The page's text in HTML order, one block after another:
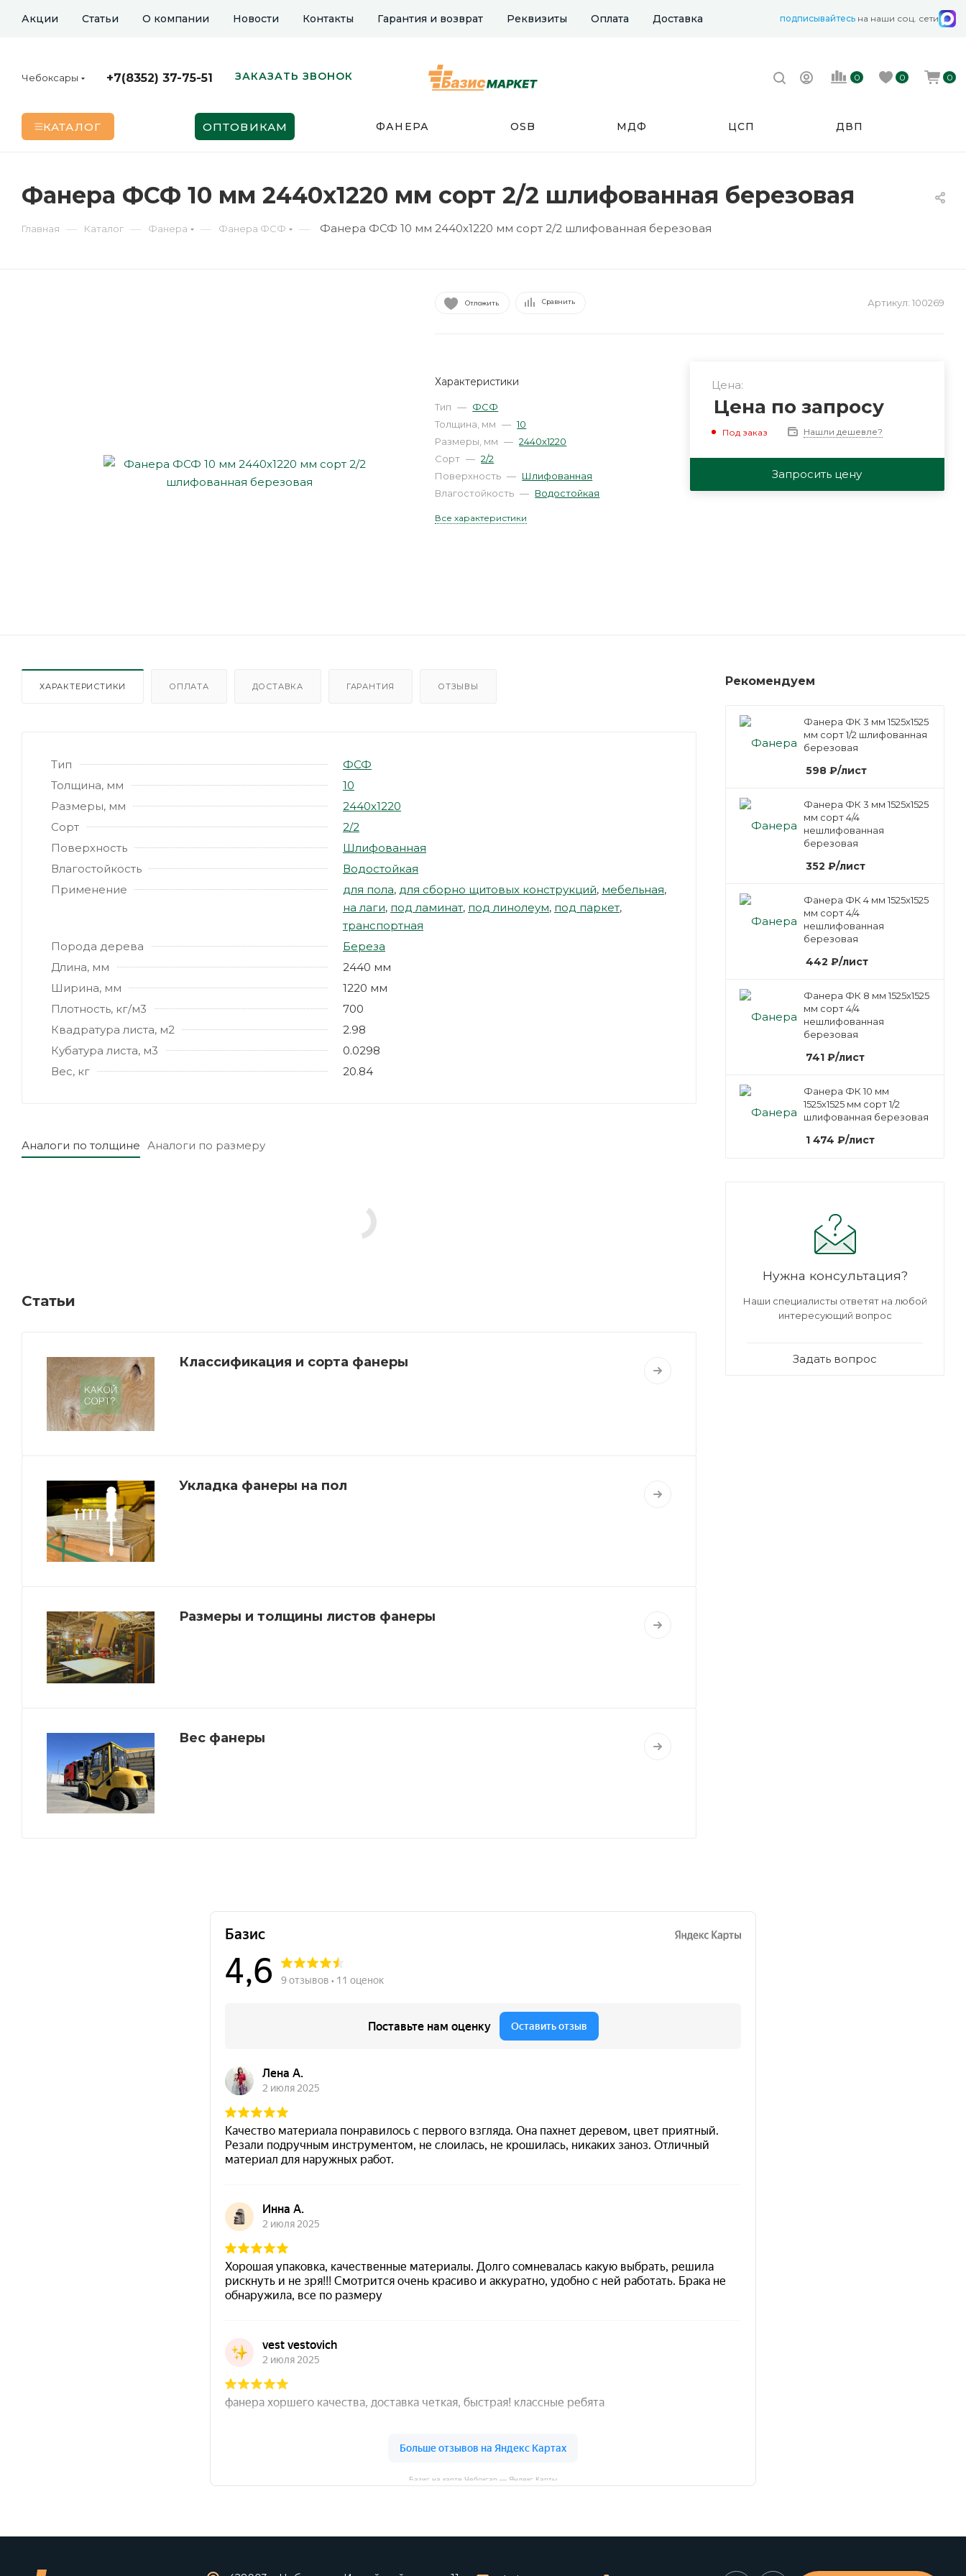
Акции Статьи О компании Новости Контакты Гарантия и возврат Реквизиты Оплата Доставка подписывайтесь на наши соц. сети
Чебоксары +7(8352) 37-75-51 ЗАКАЗАТЬ ЗВОНОК 0 0 0
КАТАЛОГ ОПТОВИКАМ ФАНЕРА OSB МДФ ЦСП ДВП
Фанера ФСФ 10 мм 2440х1220 мм сорт 2/2 шлифованная березовая
Главная — Каталог — Фанера — Фанера ФСФ — Фанера ФСФ 10 мм 2440х1220 мм сорт 2/2 шлифованная березовая
Отложить Сравнить Артикул: 100269
Характеристики
Тип — ФСФ
Толщина, мм — 10
Размеры, мм — 2440х1220
Сорт — 2/2
Поверхность — Шлифованная
Влагостойкость — Водостойкая
Все характеристики
Цена:
Цена по запросу
Под заказ Нашли дешевле?
Запросить цену
ХАРАКТЕРИСТИКИ ОПЛАТА ДОСТАВКА ГАРАНТИЯ ОТЗЫВЫ
Тип
ФСФ
Толщина, мм
10
Размеры, мм
2440х1220
Сорт
2/2
Поверхность
Шлифованная
Влагостойкость
Водостойкая
Применение
для пола, для сборно щитовых конструкций, мебельная,
на лаги, под ламинат, под линолеум, под паркет,
транспортная
Порода дерева
Береза
Длина, мм
2440 мм
Ширина, мм
1220 мм
Плотность, кг/м3
700
Квадратура листа, м2
2.98
Кубатура листа, м3
0.0298
Вес, кг
20.84
Аналоги по толщине Аналоги по размеру
Статьи
Классификация и сорта фанеры
Укладка фанеры на пол
Размеры и толщины листов фанеры
Вес фанеры
Рекомендуем
Фанера ФК 3 мм 1525х1525
мм сорт 1/2 шлифованная
березовая
598 ₽/лист
Фанера ФК 3 мм 1525х1525
мм сорт 4/4
нешлифованная
березовая
352 ₽/лист
Фанера ФК 4 мм 1525х1525
мм сорт 4/4
нешлифованная
березовая
442 ₽/лист
Фанера ФК 8 мм 1525х1525
мм сорт 4/4
нешлифованная
березовая
741 ₽/лист
Фанера ФК 10 мм
1525х1525 мм сорт 1/2
шлифованная березовая
1 474 ₽/лист
Нужна консультация?
Наши специалисты ответят на любой
интересующий вопрос
Задать вопрос
Базис на карте Чебоксар — Яндекс Карты